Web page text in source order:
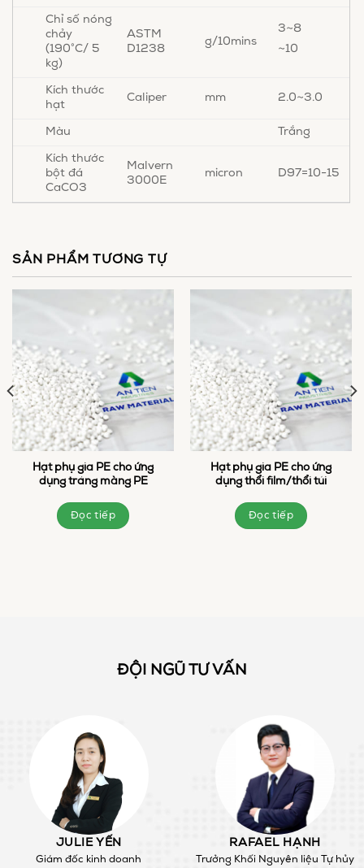
Chỉ số nóng
chảy
(190°C/ 5
kg)
ASTM
D1238
g/10mins
3~8
~10
Kích thước
hạt
Caliper mm 2.0~3.0
Màu Trắng
Kích thước
bột đá
CaCO3
Malvern
3000E
micron D97=10-15
SẢN PHẨM TƯƠNG TỰ
Hạt phụ gia PE cho ứng
dụng tráng màng PE
Đọc tiếp
Hạt phụ gia PE cho ứng
dụng thổi film/thổi túi
Đọc tiếp
ĐỘI NGŨ TƯ VẤN
JULIE YẾN
Giám đốc kinh doanh
RAFAEL HẠNH
Trưởng Khối Nguyên liệu Tự hủy